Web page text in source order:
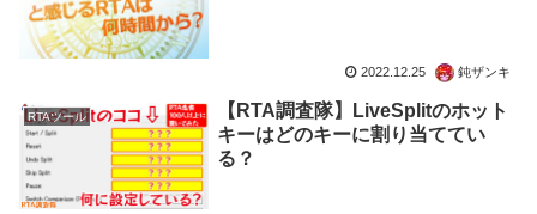
2022.12.25 鈍ザンキ
RTAツール
【RTA調査隊】LiveSplitのホット
キーはどのキーに割り当ててい
る？